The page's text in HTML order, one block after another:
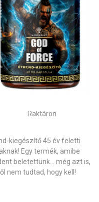
Raktáron
kiegészítő 45 év feletti
Egy termék, amibe
beletettünk… még azt is,
nem tudtad, hogy kell!